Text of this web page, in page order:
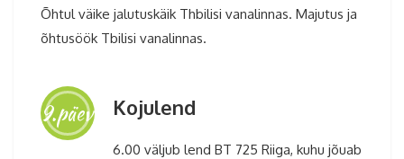
Õhtul väike jalutuskäik Thbilisi vanalinnas. Majutus ja
õhtusöök Tbilisi vanalinnas.
9.päev Kojulend
6.00 väljub lend BT 725 Riiga, kuhu jõuab